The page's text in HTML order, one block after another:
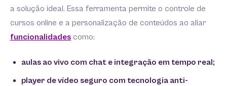
a solução ideal. Essa ferramenta permite o controle de
cursos online e a personalização de conteúdos ao aliar
funcionalidades como:
aulas ao vivo com chat e integração em tempo real;
player de vídeo seguro com tecnologia anti-